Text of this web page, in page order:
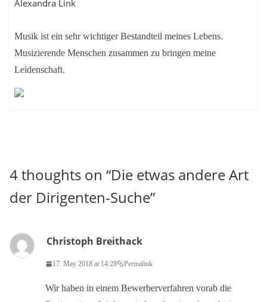
Alexandra Link
Musik ist ein sehr wichtiger Bestandteil meines Lebens.
Musizierende Menschen zusammen zu bringen meine
Leidenschaft.
4 thoughts on “Die etwas andere Art
der Dirigenten-Suche”
Christoph Breithack
17. May 2018 at 14:28 Permalink
Wir haben in einem Bewerberverfahren vorab die